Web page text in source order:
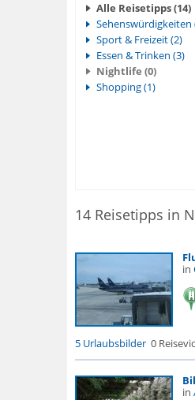
Alle Reisetipps (14)
Sehenswürdigkeiten
Sport & Freizeit (2)
Essen & Trinken (3)
Nightlife (0)
Shopping (1)
14 Reisetipps in
in
5 Urlaubsbilder 0
in